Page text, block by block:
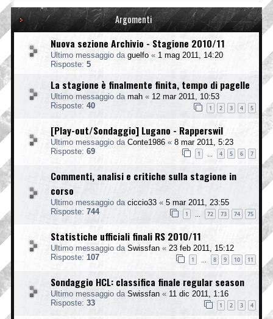
Argomenti
Nuova sezione Archivio - Stagione 2010/11
Ultimo messaggio da guelfo « 1 mag 2011, 14:20
Risposte: 5
La stagione è finalmente finita, tempo di pagelle
Ultimo messaggio da mah « 12 mar 2011, 10:53
Risposte: 40 1 2 3 4 5
[Play-out/Sondaggio] Lugano - Rapperswil
Ultimo messaggio da Conte1986 « 8 mar 2011, 5:23
Risposte: 69 1 4 5 6 7
Commenti, analisi e critiche sulla stagione in
corso
Ultimo messaggio da ciccio33 « 5 mar 2011, 23:55
Risposte: 744 1 72 73 74 75
Statistiche ufficiali finali RS 2010/11
Ultimo messaggio da Swissfan « 23 feb 2011, 15:12
Risposte: 107 1 8 9 10 11
Sondaggio HCL: classifica finale regular season
Ultimo messaggio da Swissfan « 11 dic 2011, 1:16
Risposte: 33 1 2 3 4